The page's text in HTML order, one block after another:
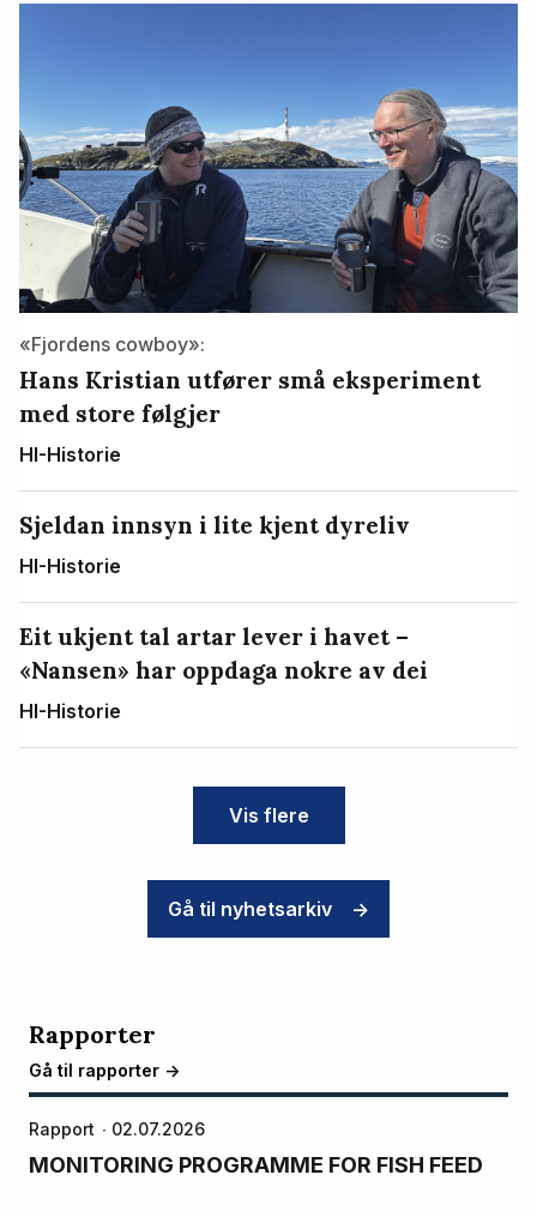
«Fjordens cowboy»:
Hans Kristian utfører små eksperiment
med store følgjer
HI-Historie
Sjeldan innsyn i lite kjent dyreliv
HI-Historie
Eit ukjent tal artar lever i havet –
«Nansen» har oppdaga nokre av dei
HI-Historie
Vis flere
Gå til nyhetsarkiv ->
Rapporter
Gå til rapporter ->
Rapport 02.07.2026
MONITORING PROGRAMME FOR FISH FEED